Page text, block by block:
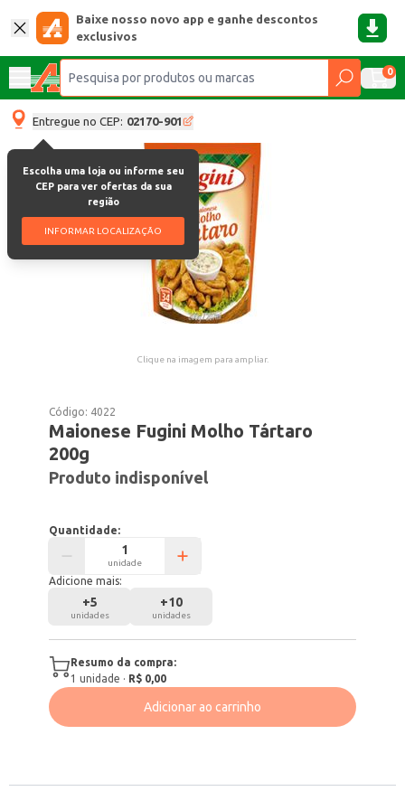
Baixe nosso novo app e ganhe descontos
exclusivos
0
Entregue no CEP: 02170-901
Escolha uma loja ou informe seu
CEP para ver ofertas da sua
região
INFORMAR LOCALIZAÇÃO
Clique na imagem para ampliar.
Código: 4022
Maionese Fugini Molho Tártaro
200g
Produto indisponível
Quantidade:
unidade
Adicione mais:
+5
unidades
+10
unidades
Resumo da compra:
1 unidade · R$ 0,00
Adicionar ao carrinho